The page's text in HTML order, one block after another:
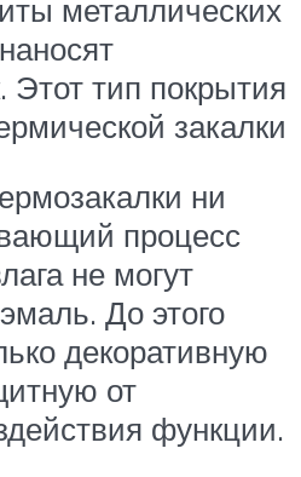
металлических
Этот тип покрытия
закалки
ни
процесс
не могут
До этого
декоративную
от
функции.